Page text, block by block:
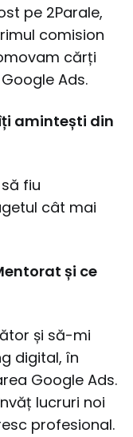
pe 2Parale,
comision
cărți
Ads.
îți amintești din
fiu
cât mai
și ce
și să-mi
digital, în
Google Ads.
lucruri noi
profesional.